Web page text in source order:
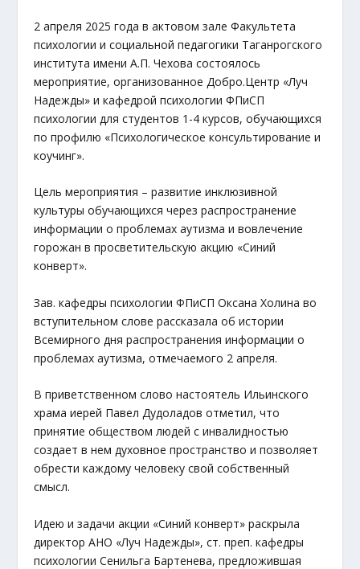
2 апреля 2025 года в актовом зале Факультета
психологии и социальной педагогики Таганрогского
института имени А.П. Чехова состоялось
мероприятие, организованное Добро.Центр «Луч
Надежды» и кафедрой психологии ФПиСП
психологии для студентов 1-4 курсов, обучающихся
по профилю «Психологическое консультирование и
коучинг».
Цель мероприятия – развитие инклюзивной
культуры обучающихся через распространение
информации о проблемах аутизма и вовлечение
горожан в просветительскую акцию «Синий
конверт».
Зав. кафедры психологии ФПиСП Оксана Холина во
вступительном слове рассказала об истории
Всемирного дня распространения информации о
проблемах аутизма, отмечаемого 2 апреля.
В приветственном слово настоятель Ильинского
храма иерей Павел Дудоладов отметил, что
принятие обществом людей с инвалидностью
создает в нем духовное пространство и позволяет
обрести каждому человеку свой собственный
смысл.
Идею и задачи акции «Синий конверт» раскрыла
директор АНО «Луч Надежды», ст. преп. кафедры
психологии Сенильга Бартенева, предложившая